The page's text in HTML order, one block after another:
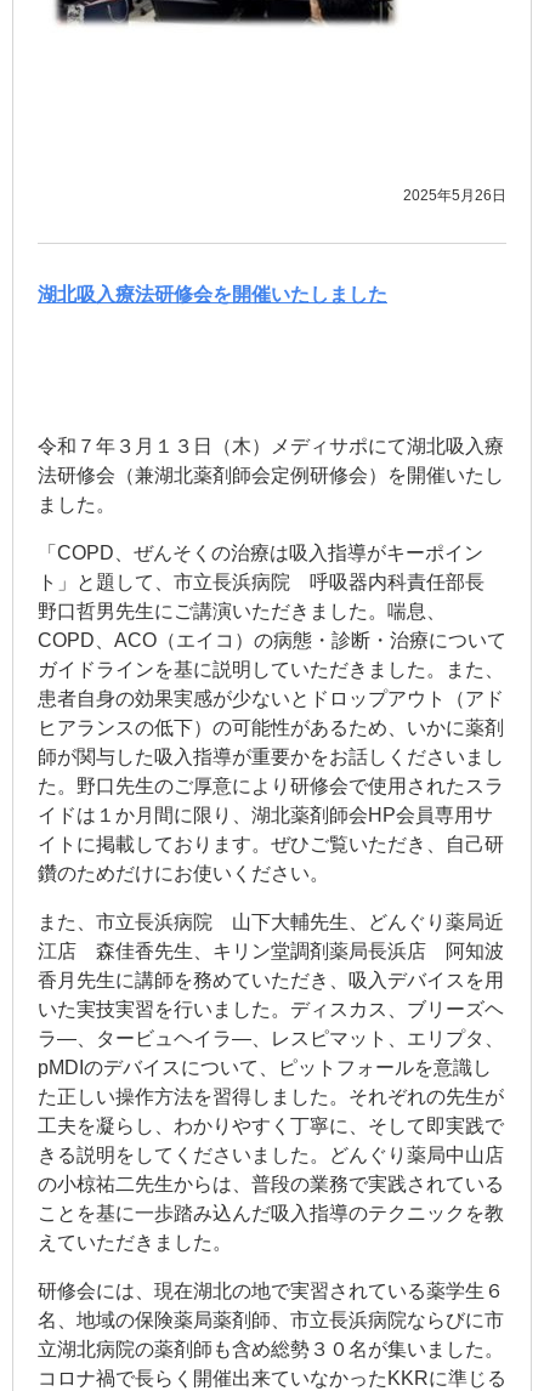
2025年5月26日
湖北吸入療法研修会を開催いたしました
令和７年３月１３日（木）メディサポにて湖北吸入療
法研修会（兼湖北薬剤師会定例研修会）を開催いたし
ました。
「COPD、ぜんそくの治療は吸入指導がキーポイン
ト」と題して、市立長浜病院 呼吸器内科責任部長
野口哲男先生にご講演いただきました。喘息、
COPD、ACO（エイコ）の病態・診断・治療について
ガイドラインを基に説明していただきました。また、
患者自身の効果実感が少ないとドロップアウト（アド
ヒアランスの低下）の可能性があるため、いかに薬剤
師が関与した吸入指導が重要かをお話しくださいまし
た。野口先生のご厚意により研修会で使用されたスラ
イドは１か月間に限り、湖北薬剤師会HP会員専用サ
イトに掲載しております。ぜひご覧いただき、自己研
鑽のためだけにお使いください。
また、市立長浜病院 山下大輔先生、どんぐり薬局近
江店 森佳香先生、キリン堂調剤薬局長浜店 阿知波
香月先生に講師を務めていただき、吸入デバイスを用
いた実技実習を行いました。ディスカス、ブリーズヘ
ラ―、タービュヘイラ―、レスピマット、エリプタ、
pMDIのデバイスについて、ピットフォールを意識し
た正しい操作方法を習得しました。それぞれの先生が
工夫を凝らし、わかりやすく丁寧に、そして即実践で
きる説明をしてくださいました。どんぐり薬局中山店
の小椋祐二先生からは、普段の業務で実践されている
ことを基に一歩踏み込んだ吸入指導のテクニックを教
えていただきました。
研修会には、現在湖北の地で実習されている薬学生６
名、地域の保険薬局薬剤師、市立長浜病院ならびに市
立湖北病院の薬剤師も含め総勢３０名が集いました。
コロナ禍で長らく開催出来ていなかったKKRに準じる